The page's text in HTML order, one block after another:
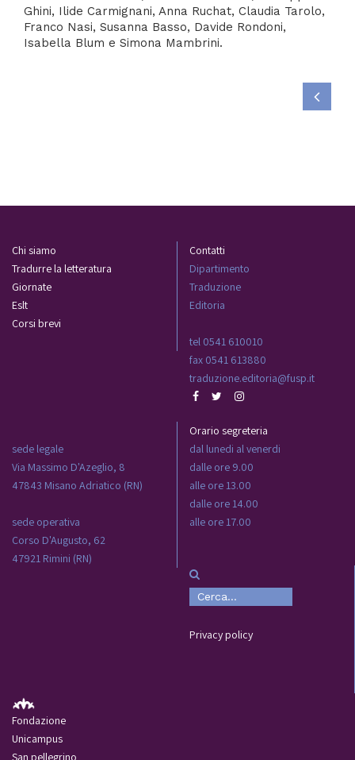
Ghini, Ilide Carmignani, Anna Ruchat, Claudia Tarolo,
Franco Nasi, Susanna Basso, Davide Rondoni,
Isabella Blum e Simona Mambrini.
Chi siamo
Tradurre la letteratura
Giornate
Eslt
Corsi brevi
Contatti
Dipartimento
Traduzione
Editoria
tel 0541 610010
fax 0541 613880
traduzione.editoria@fusp.it
sede legale
Via Massimo D'Azeglio, 8
47843 Misano Adriatico (RN)
sede operativa
Corso D'Augusto, 62
47921 Rimini (RN)
Orario segreteria
dal lunedi al venerdi
dalle ore 9.00
alle ore 13.00
dalle ore 14.00
alle ore 17.00
Privacy policy
Fondazione
Unicampus
San pellegrino